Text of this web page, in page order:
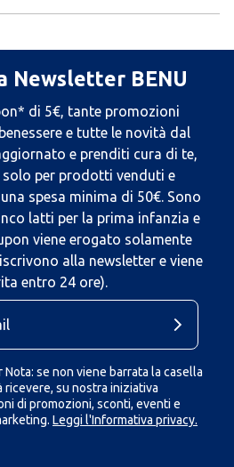
Newsletter BENU
di 5€, tante promozioni
e tutte le novità dal
e prenditi cura di te,
per prodotti venduti e
spesa minima di 50€. Sono
latti per la prima infanzia e
viene erogato solamente
alla newsletter e viene
entro 24 ore).
se non viene barrata la casella
su nostra iniziativa
di promozioni, sconti, eventi e
Leggi l'Informativa privacy.